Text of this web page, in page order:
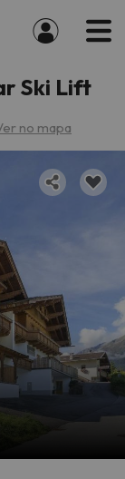
Ski Lift
no mapa